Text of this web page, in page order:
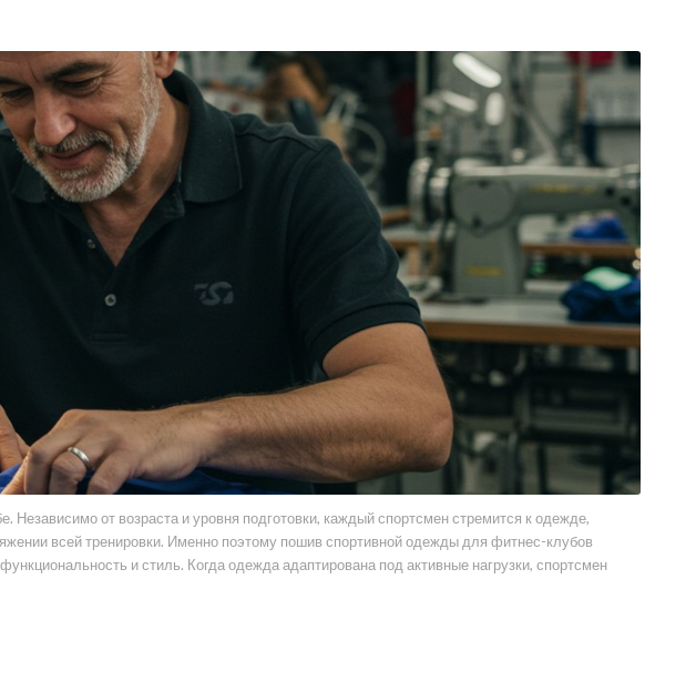
от возраста и уровня подготовки, каждый спортсмен стремится к одежде,
всей тренировки. Именно поэтому пошив спортивной одежды для фитнес-клубов
и стиль. Когда одежда адаптирована под активные нагрузки, спортсмен